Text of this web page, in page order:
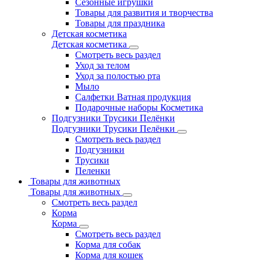
Сезонные игрушки
Товары для развития и творчества
Товары для праздника
Детская косметика
Детская косметика
Смотреть весь раздел
Уход за телом
Уход за полостью рта
Мыло
Салфетки Ватная продукция
Подарочные наборы Косметика
Подгузники Трусики Пелёнки
Подгузники Трусики Пелёнки
Смотреть весь раздел
Подгузники
Трусики
Пеленки
Товары для животных
Товары для животных
Смотреть весь раздел
Корма
Корма
Смотреть весь раздел
Корма для собак
Корма для кошек